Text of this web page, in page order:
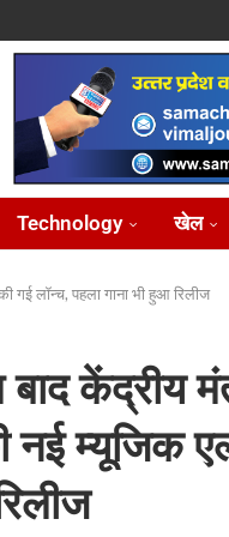
Technology खेल
गई लॉन्च, पहला गाना भी हुआ रिलीज
केंद्रीय
नई म्यूजिक